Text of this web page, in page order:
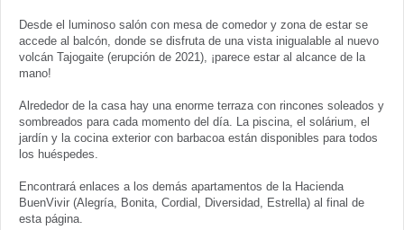
Desde el luminoso salón con mesa de comedor y zona de estar se
accede al balcón, donde se disfruta de una vista inigualable al nuevo
volcán Tajogaite (erupción de 2021), ¡parece estar al alcance de la
mano!
Alrededor de la casa hay una enorme terraza con rincones soleados y
sombreados para cada momento del día. La piscina, el solárium, el
jardín y la cocina exterior con barbacoa están disponibles para todos
los huéspedes.
Encontrará enlaces a los demás apartamentos de la Hacienda
BuenVivir (Alegría, Bonita, Cordial, Diversidad, Estrella) al final de
esta página.